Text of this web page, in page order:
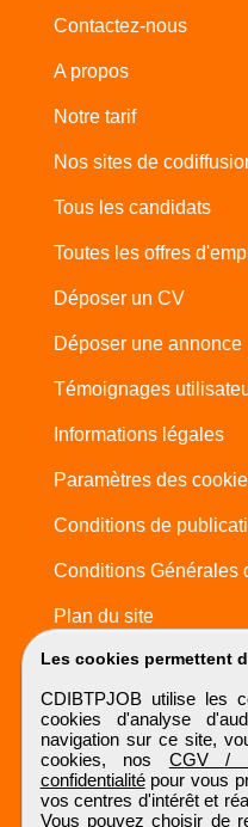
Les cookies permettent
CDIBTPJOB utilise les
cookies d'analyse
navigation sur ce site,
cookies, nos CGV /
confidentialitépour vous
vos centres d'intérêt et
Vous pouvez choisir de
Contactez-nous
A propos
Notre tarif
Nos sites de
Tous les candidats
Toutes les offres
Déposer un CV
Déposer une annonce
Témoignages
Informations légales
Paramètres des
Conditions de
Conditions Générales
Plan du site